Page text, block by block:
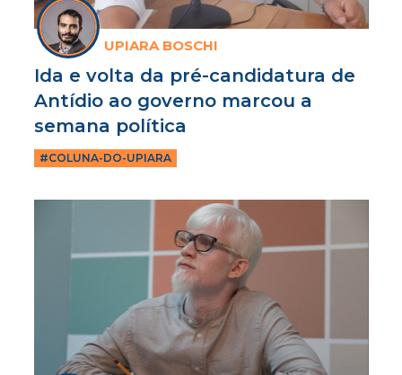
UPIARA BOSCHI
Ida e volta da pré-candidatura de
Antídio ao governo marcou a
semana política
#COLUNA-DO-UPIARA